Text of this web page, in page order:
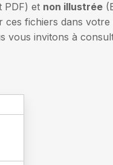
PDF) et non illustrée
fichiers dans
vous invitons à